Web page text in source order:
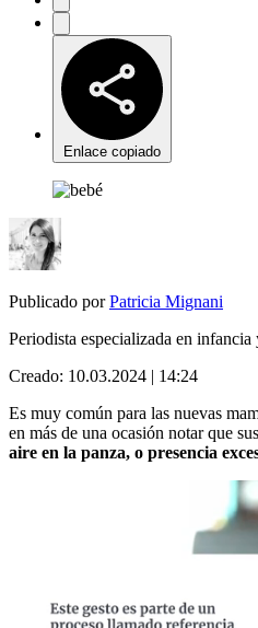
Enlace copiado
Publicado porPatricia Mignani
Periodista especializada en infancia
Creado: 10.03.2024 | 14:24
Es muy común para las nuevas
en más de una ocasión notar que
aire en la panza, o presencia